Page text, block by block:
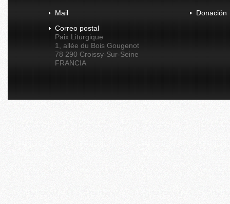
Mail
Correo postal
Paix Liturgique
1, allée du Bois Gougenot
78 290 Croissy-Sur-Seine
FRANCIA
Donación